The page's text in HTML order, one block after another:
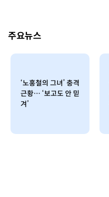
주요뉴스
‘노홍철의 그녀’ 충격
근황… ‘보고도 안 믿
겨’